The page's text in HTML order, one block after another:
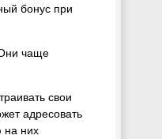
бонус при
чаще
свои
адресовать
на них